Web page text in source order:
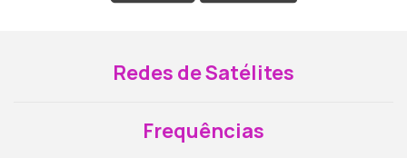
Redes de Satélites
Frequências